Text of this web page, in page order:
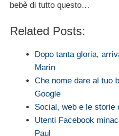
bebè di tutto questo…
Related Posts:
Dopo tanta gloria,
Marin
Che nome dare al tuo
Google
Social, web e le storie
Utenti Facebook
Paul